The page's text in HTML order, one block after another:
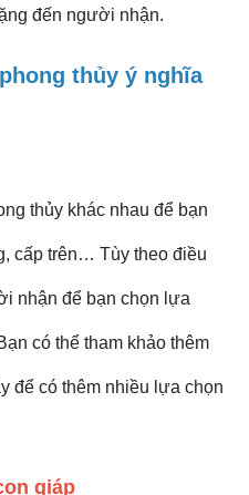
đến người nhận.
thủy ý nghĩa
thủy khác nhau để bạn
cấp trên… Tùy theo điều
nhận để bạn chọn lựa
có thể tham khảo thêm
để có thêm nhiều lựa chọn
giáp